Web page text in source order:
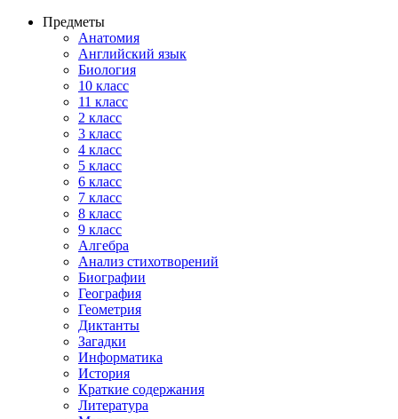
Предметы
Анатомия
Английский язык
Биология
10 класс
11 класс
2 класс
3 класс
4 класс
5 класс
6 класс
7 класс
8 класс
9 класс
Алгебра
Анализ стихотворений
Биографии
География
Геометрия
Диктанты
Загадки
Информатика
История
Краткие содержания
Литература